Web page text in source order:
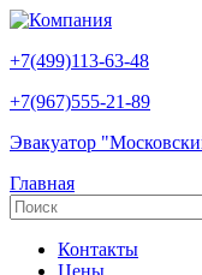
+7(499)113-63-48
+7(967)555-21-89
Эвакуатор
Главная
Контакты
Цены